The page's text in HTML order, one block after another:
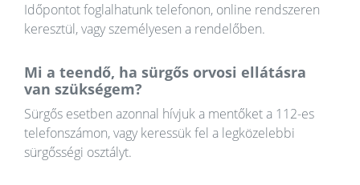
Időpontot foglalhatunk telefonon, online rendszeren
keresztül, vagy személyesen a rendelőben.
Mi a teendő, ha sürgős orvosi ellátásra
van szükségem?
Sürgős esetben azonnal hívjuk a mentőket a 112-es
telefonszámon, vagy keressük fel a legközelebbi
sürgősségi osztályt.